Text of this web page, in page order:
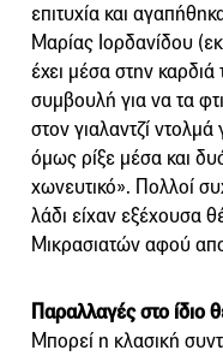
επιτυχία και
Μαρίας Ιορδανίδου
έχει μέσα στην καρδιά
συμβουλή για να τα
στον γιαλαντζί
όμως ρίξε μέσα και
χωνευτικό». Πολλοί
λάδι είχαν εξέχουσα
Μικρασιατών αφού
Παραλλαγές στο ίδιο
Μπορεί η κλασική